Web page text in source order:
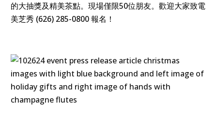
的大抽獎及精美茶點。現場僅限50位朋友。歡迎大家致電
美芝秀 (626) 285-0800 報名！